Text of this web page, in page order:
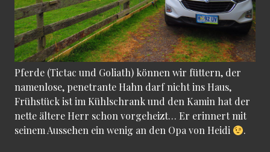
Pferde (Tictac und Goliath) können wir füttern, der
namenlose, penetrante Hahn darf nicht ins Haus,
Frühstück ist im Kühlschrank und den Kamin hat der
nette ältere Herr schon vorgeheizt… Er erinnert mit
seinem Aussehen ein wenig an den Opa von Heidi
.